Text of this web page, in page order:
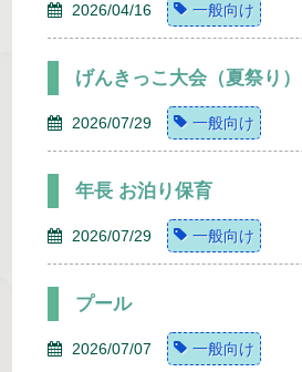
2026/04/16 一般向け
げんきっこ大会（夏祭り）
2026/07/29 一般向け
年長 お泊り保育
2026/07/29 一般向け
プール
2026/07/07 一般向け